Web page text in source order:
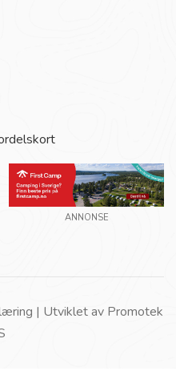
ANNONSE
| Utviklet av Promotek